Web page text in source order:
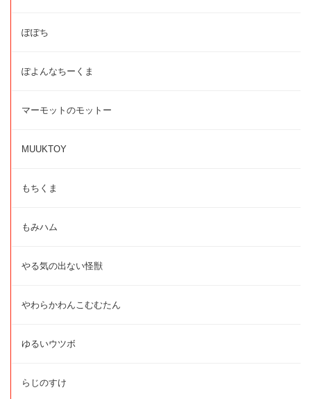
ぽぽち
ぽよんなちーくま
マーモットのモットー
MUUKTOY
もちくま
もみハム
やる気の出ない怪獣
やわらかわんこむむたん
ゆるいウツボ
らじのすけ